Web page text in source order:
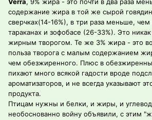
Verra, 9% жира - это почти в два раза
содержание жира в той же сырой
сверчках(14-16%), в три раза меньше,
тараканах и зофобасе (26-33%). Это никак
жирным творогом. Те же 3% жира - это
польза творога с малым содержанием
чем обезжиренного. Плюс в
пихают много всякой гадости вроде
ароматизаторов, и не всегда указывают
продукта.
Птицам нужны и белки, и жиры, и
необоснованно войну объявили, с этим